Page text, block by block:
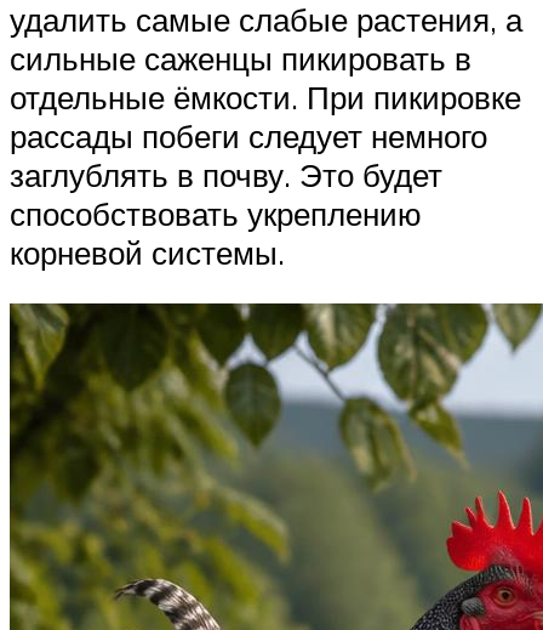
удалить самые слабые растения, а
сильные саженцы пикировать в
отдельные ёмкости. При пикировке
рассады побеги следует немного
заглублять в почву. Это будет
способствовать укреплению
корневой системы.